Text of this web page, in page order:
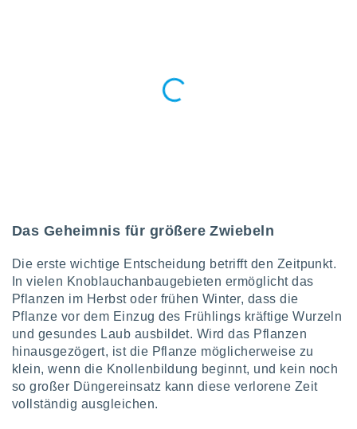
Das Geheimnis für größere Zwiebeln
Die erste wichtige Entscheidung betrifft den Zeitpunkt.
In vielen Knoblauchanbaugebieten ermöglicht das
Pflanzen im Herbst oder frühen Winter, dass die
Pflanze vor dem Einzug des Frühlings kräftige Wurzeln
und gesundes Laub ausbildet. Wird das Pflanzen
hinausgezögert, ist die Pflanze möglicherweise zu
klein, wenn die Knollenbildung beginnt, und kein noch
so großer Düngereinsatz kann diese verlorene Zeit
vollständig ausgleichen.